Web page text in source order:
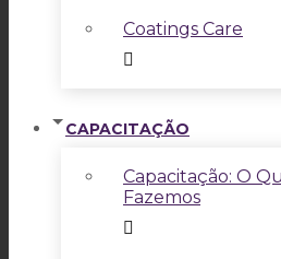
Coatings Care
CAPACITAÇÃO
Capacitação: O
Fazemos